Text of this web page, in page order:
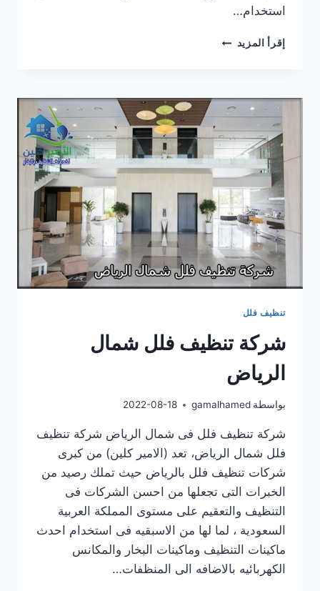
استخدام…
إقرأ المزيد شركة
الرياض
تنظيف فلل
شركة تنظيف فلل شمال
الرياض
بواسطة gamalhamed
2022-08-18
شركة تنظيف فلل فى شمال الرياض شركة تنظيف
فلل شمال الرياض، تعد (الامير كلين) من كبرى
شركات تنظيف فلل بالرياض حيث تملك رصيد من
الخبرات التى تجعلها من احسن الشركات فى
التنظيف والتعقيم على مستوى المملكة العربية
السعودية ، لما لها من الاسبقيه فى استخدام احدث
ماكينات التنظيف وماكينات البخار والمكانس
الكهربائيه بالاضافه الى المنظفات…